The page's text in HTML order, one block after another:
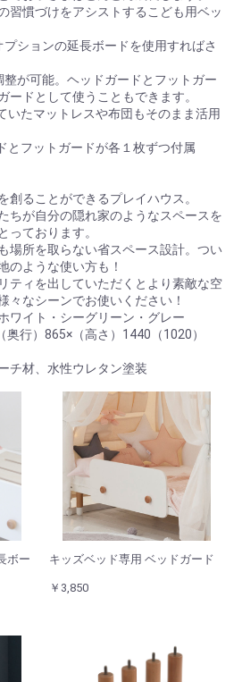
習慣づけをアシストするこども用ベッ
ションの延長ボードを使用すればさ
が可能。ヘッドガードとフットガー
ードとして使うこともできます。
いたマットレスや布団もそのまま活用
とフットガードが各１枚ずつ付属
創ることができるプレイハウス。
ちが自分の隠れ家のようなスペースを
っております。
場所を取らない省スペース設計。つい
のような使い方も！
ティを出していただくとより素敵な空
々なシーンでお使いください！
イト・シーグリーン・グレー
行）865×（高さ）1440（1020）
材、水性ウレタン塗装
ボー
キッズベッド専用 ベッドガード
￥3,850